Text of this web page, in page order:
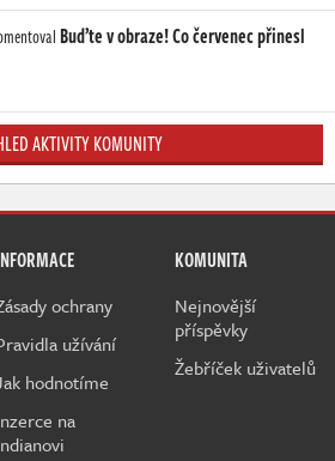
Buďte v obraze! Co červenec přinesl
AKTIVITY KOMUNITY
ochrany
užívání
hodnotíme
na
KOMUNITA
Nejnovější
příspěvky
Žebříček uživatelů